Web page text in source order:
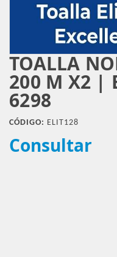
TOALLA
200 M X2 |
6298
CÓDIGO: ELIT128
Consultar